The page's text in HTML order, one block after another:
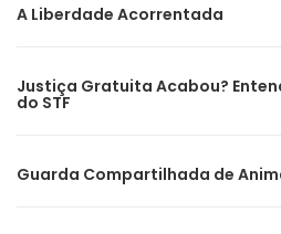
A Liberdade Acorrentada
Justiça Gratuita Acabou?
do STF
Guarda Compartilhada de